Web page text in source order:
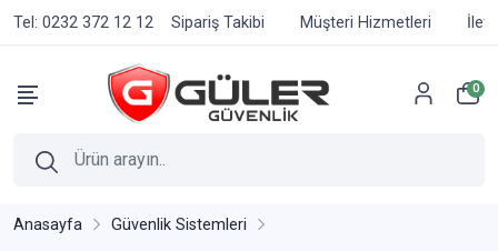
Tel: 0232 372 12 12 Sipariş Takibi Müşteri Hizmetleri
0
Anasayfa Güvenlik Sistemleri